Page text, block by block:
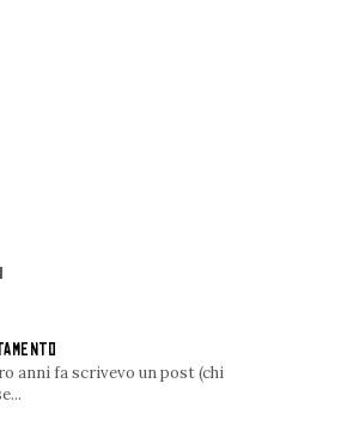
anni fa scrivevo un post (chi